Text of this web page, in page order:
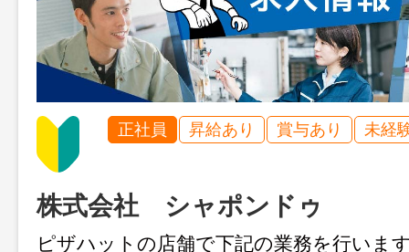
正社員 昇給あり 賞与あり 未経
株式会社 シャポンドゥ
ピザハットの店舗で下記の業務を行い